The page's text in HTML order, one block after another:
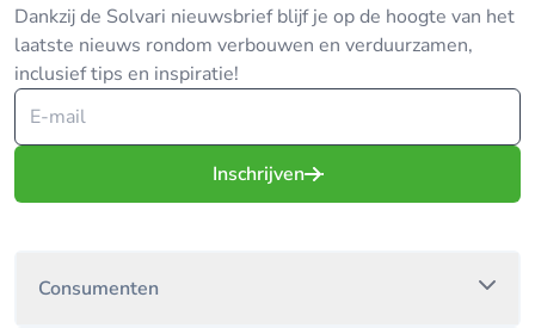
U krijgt dan van onze preventieadviseur een advies
over maatregelen waarmee u de kans op een
geslaagde inbraak aanzienlijk kunt verkleinen.
Dankzij de Solvari nieuwsbrief blijf je op de hoogte van het
laatste nieuws rondom verbouwen en verduurzamen,
inclusief tips en inspiratie!
Inschrijven
Consumenten